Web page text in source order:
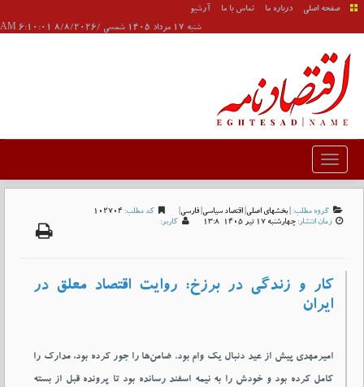
صفحه اصلی درباره ما تماس با ما
آرشیو
شنبه 17 مرداد 1405 شمسی /8/8/2026 6:10:01 AM
گروه مطلب: | بخشهای اصلی| اقتصاد سیاسی| فارسی| کد مطلب: 102704
زمان انتشار: چهارشنبه 17 تير 1405-13:8 کاربر:
کار و زندگی در برزخ: روایت اقتصاد معلق در
ایران
امیرمهدی پیش از عید دنبال یک وام بود. ضامن‌ها را جور کرده بود، مدارک را
کامل کرده بود و خودش را به نیمه اسفند رسانده بود تا پرونده قبل از بسته